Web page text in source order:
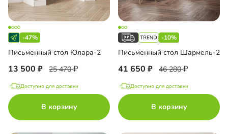
-47%
Письменный стол Юлара-2
13 500 25 470
Доступно для доставки
В корзину
-10%
Письменный стол Шармель-2
41 650 46 280
Доступно для доставки
В корзину